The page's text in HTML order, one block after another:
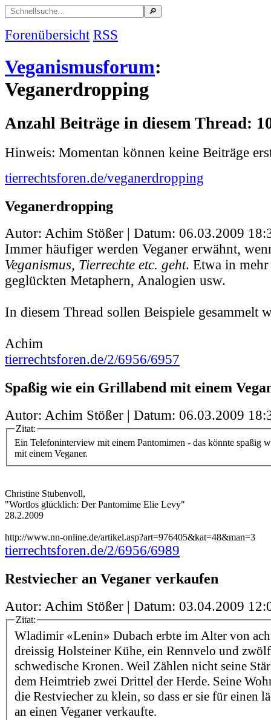
Forenübersicht RSS
Veganismusforum:
Veganerdropping
Anzahl Beiträge in diesem Thread:
Hinweis: Momentan können keine Beiträge
tierrechtsforen.de/veganerdropping
Veganerdropping
Autor: Achim Stößer | Datum: 06.03.2009
Immer häufiger werden Veganer erwähnt,
Veganismus, Tierrechte etc. geht. Etwa in
geglückten Metaphern, Analogien usw.
In diesem Thread sollen Beispiele gesammelt
Achim
tierrechtsforen.de/2/6956/6957
Spaßig wie ein Grillabend mit einem
Autor: Achim Stößer | Datum: 06.03.2009
Zitat:
Ein Telefoninterview mit einem Pantomimen - das könnte spaßig
mit einem Veganer.
Christine Stubenvoll,
"Wortlos glücklich: Der Pantomime Elie Levy"
28.2.2009
http://www.nn-online.de/artikel.asp?art=976405&kat=48&man=3
tierrechtsforen.de/2/6956/6989
Restviecher an Veganer verkaufen
Autor: Achim Stößer | Datum: 03.04.2009
Zitat:
Wladimir «Lenin» Dubach erbte im Alter von
dreissig Holsteiner Kühe, ein Rennvelo und
schwedische Kronen. Weil Zählen nicht seine
dem Heimtrieb zwei Drittel der Herde. Seine
die Restviecher zu klein, so dass er sie für einen
an einen Veganer verkaufte.